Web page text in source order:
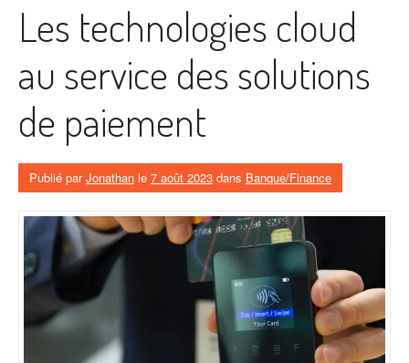
Les technologies cloud
au service des solutions
de paiement
Publié parJonathan le 7 août 2023 dans Banque/Finance